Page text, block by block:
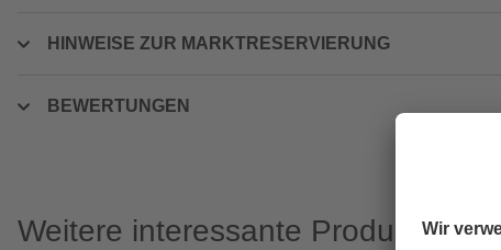
HINWEISE ZUR MARKTRESERVIERUNG
BEWERTUNGEN
Weitere interessante Produkte